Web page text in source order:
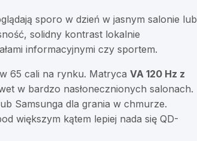
sporo w dzień w jasnym salonie lub
solidny kontrast lokalnie
informacyjnymi czy sportem.
65 cali na rynku. Matryca VA 120 Hz z
w bardzo nasłonecznionych salonach.
Samsunga dla grania w chmurze.
większym kątem lepiej nada się QD-